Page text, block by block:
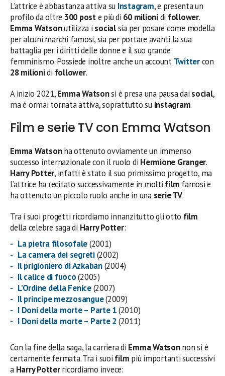
L’attrice è abbastanza attiva su Instagram, e presenta un
profilo da oltre 300 poste più di 60 milionidi follower.
Emma Watsonutilizza i socialsia per posare come modella
per alcuni marchi famosi, sia per portare avanti la sua
battaglia per i diritti delle donne e il suo grande
femminismo. Possiede inoltre anche un account Twittercon
28 milionidi follower.
A inizio 2021,Emma Watsonsi è presa una pausa dai social,
ma è ormai tornata attiva, soprattutto su Instagram.
Film e serie TV con Emma Watson
Emma Watsonha ottenuto ovviamente un immenso
successo internazionale con il ruolo di Hermione Granger.
Harry Potter, infatti è stato il suo primissimo progetto, ma
l’attrice ha recitato successivamente in molti film famosi e
ha ottenuto un piccolo ruolo anche in una serie TV.
Tra i suoi progetti ricordiamo innanzitutto gli otto film
della celebre saga di Harry Potter:
La pietra filosofale(2001)
La camera dei segreti(2002)
Il prigioniero di Azkaban(2004)
Il calice di fuoco(2005)
L’Ordine della Fenice(2007)
Il principe mezzosangue(2009)
I Doni della morte – Parte 1(2010)
I Doni della morte – Parte 2 (2011)
Con la fine della saga, la carriera di Emma Watsonnon si è
certamente fermata. Tra i suoi film più importanti successivi
a Harry Potterricordiamo invece: